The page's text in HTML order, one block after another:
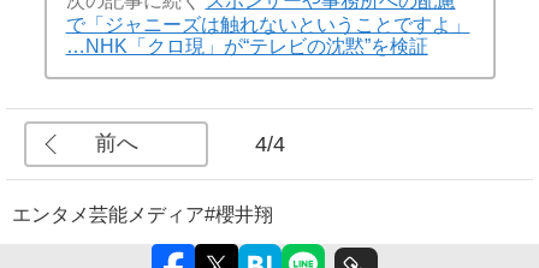
で「ジャニーズは触れないということですよ」
…NHK「クロ現」が“テレビの沈黙”を検証
前へ 4/4
エンタメ芸能 メディア#櫻井翔